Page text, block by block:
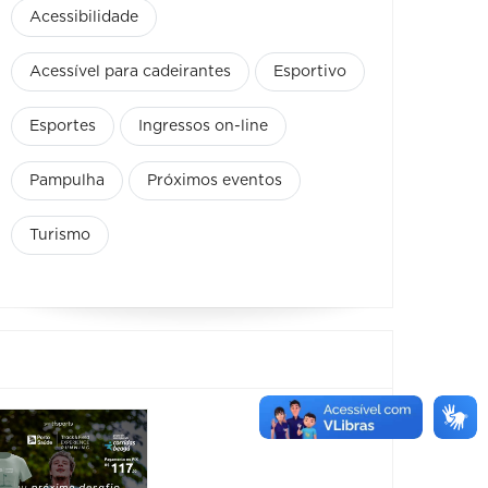
Acessibilidade
Acessível para cadeirantes Esportivo
Esportes Ingressos on-line
Pampulha Próximos eventos
Turismo
Corrida do
Show: